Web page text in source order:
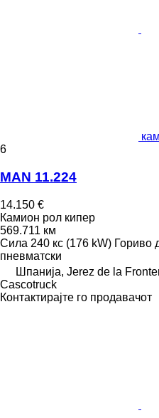
6
MAN 11.224
14.150 €
Камион рол кипер
569.711 км
Сила 240 кс (176 kW) Гориво
пневматски
Шпанија, Jerez de la
Сascotruck
Контактирајте го продавачот